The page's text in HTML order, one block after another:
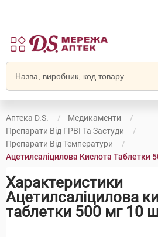
Аптека D.S.
Медикаменти
Препарати Від ГРВІ Та Застуди
Препарати Від Температури
Ацетилсаліцилова Кислота Таблетки
Характеристики
Ацетилсаліцилова
таблетки 500 мг 10